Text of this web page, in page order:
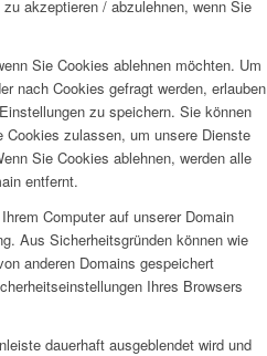
akzeptieren / abzulehnen, wenn Sie
Sie Cookies ablehnen möchten. Um
nach Cookies gefragt werden, erlauben
zu speichern. Sie können
Cookies zulassen, um unsere Dienste
Sie Cookies ablehnen, werden alle
entfernt.
Computer auf unserer Domain
Aus Sicherheitsgründen können wie
anderen Domains gespeichert
Ihres Browsers
dauerhaft ausgeblendet wird und